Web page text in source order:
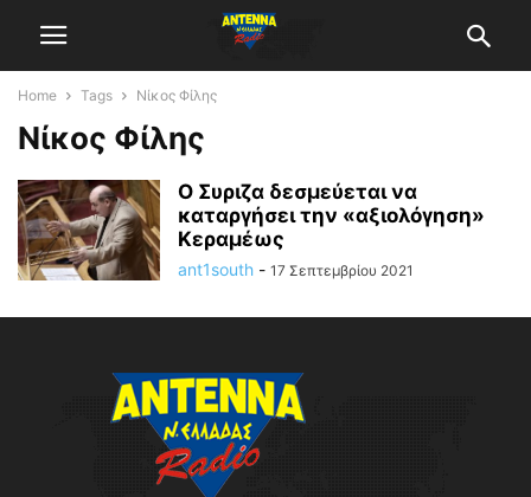
Home Tags Νίκος Φίλης
Νίκος Φίλης
Ο Συριζα δεσμεύεται να
καταργήσει την «αξιολόγηση»
Κεραμέως
ant1south - 17 Σεπτεμβρίου 2021